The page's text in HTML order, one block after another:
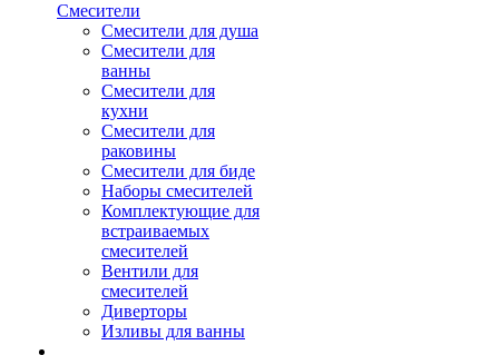
Смесители
Смесители для душа
Смесители для
ванны
Смесители для
кухни
Смесители для
раковины
Смесители для биде
Наборы смесителей
Комплектующие для
встраиваемых
смесителей
Вентили для
смесителей
Диверторы
Изливы для ванны